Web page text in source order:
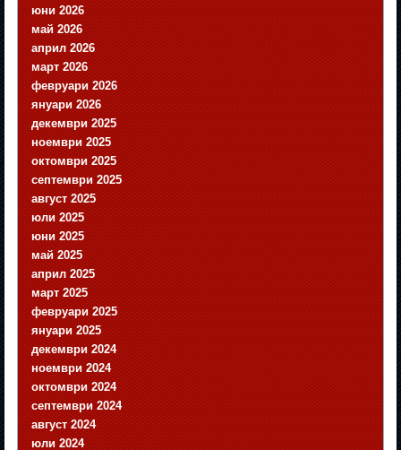
юни 2026
май 2026
април 2026
март 2026
февруари 2026
януари 2026
декември 2025
ноември 2025
октомври 2025
септември 2025
август 2025
юли 2025
юни 2025
май 2025
април 2025
март 2025
февруари 2025
януари 2025
декември 2024
ноември 2024
октомври 2024
септември 2024
август 2024
юли 2024